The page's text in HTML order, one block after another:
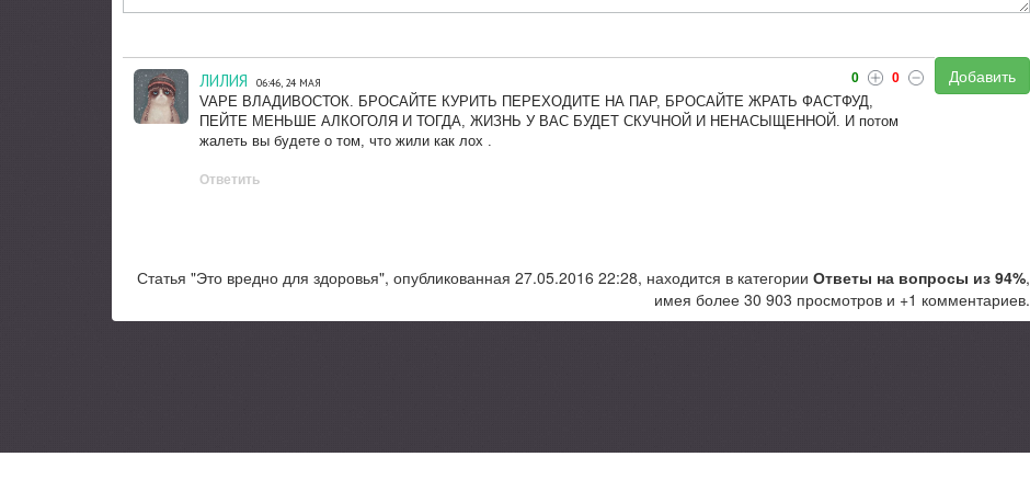
Добавить
0 0
ЛИЛИЯ 06:46, 24 МАЯ
VAPE ВЛАДИВОСТОК. БРОСАЙТЕ КУРИТЬ ПЕРЕХОДИТЕ НА ПАР, БРОСАЙТЕ ЖРАТЬ ФАСТФУД,
ПЕЙТЕ МЕНЬШЕ АЛКОГОЛЯ И ТОГДА, ЖИЗНЬ У ВАС БУДЕТ СКУЧНОЙ И НЕНАСЫЩЕННОЙ. И потом
жалеть вы будете о том, что жили как лох .
Ответить
Статья "Это вредно для здоровья", опубликованная 27.05.2016 22:28, находится в категории Ответы на вопросы из 94%,
имея более 30 903 просмотров и +1 комментариев.